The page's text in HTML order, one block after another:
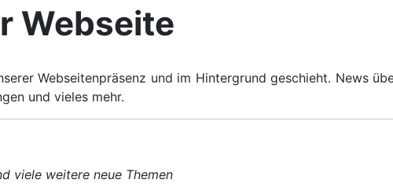
Webseite
Webseitenpräsenz und im Hintergrund geschieht. News
und vieles mehr.
viele weitere neue Themen